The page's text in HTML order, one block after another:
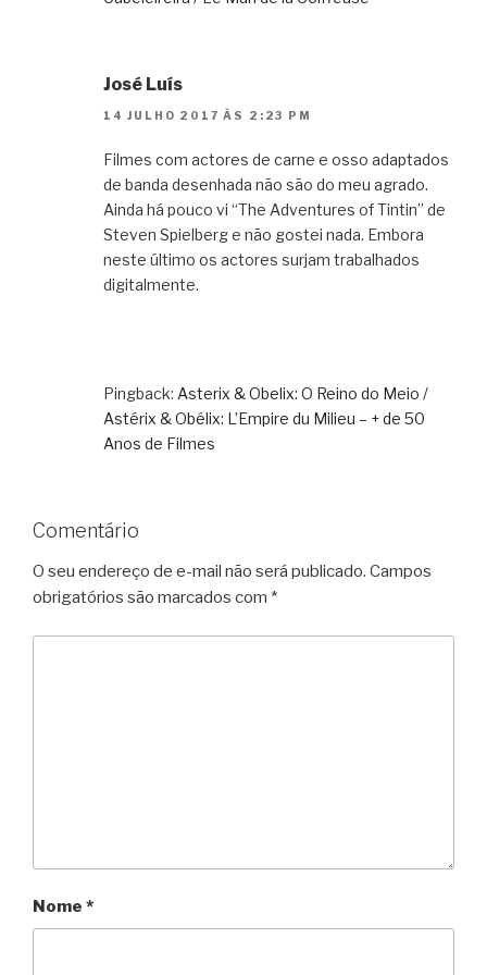
José Luís
14 JULHO 2017 ÀS 2:23 PM
Filmes com actores de carne e osso adaptados
de banda desenhada não são do meu agrado.
Ainda há pouco vi “The Adventures of Tintin” de
Steven Spielberg e não gostei nada. Embora
neste último os actores surjam trabalhados
digitalmente.
Pingback: Asterix & Obelix: O Reino do Meio /
Astérix & Obélix: L’Empire du Milieu – + de 50
Anos de Filmes
Comentário
O seu endereço de e-mail não será publicado. Campos
obrigatórios são marcados com *
Nome *